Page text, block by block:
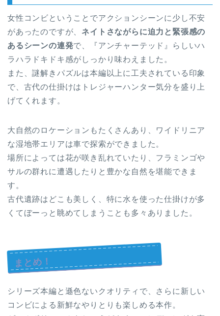
女性コンビということでアクションシーンに少し不安
があったのですが、ネイトさながらに迫力と緊張感の
あるシーンの連発で、『アンチャーテッド』らしいハ
ラハラドキドキ感がしっかり味わえました。
また、謎解きパズルは本編以上に工夫されている印象
で、古代の仕掛けはトレジャーハンター気分を盛り上
げてくれます。
大自然のロケーションもたくさんあり、ワイドリニア
な湿地帯エリアは車で探索ができました。
場所によっては花が咲き乱れていたり、フラミンゴや
サルの群れに遭遇したりと豊かな自然を堪能できま
す。
古代遺跡はどこも美しく、特に水を使った仕掛けが多
くてぼーっと眺めてしまうことも多々ありました。
まとめ！
シリーズ本編と遜色ないクオリティで、さらに新しい
コンビによる新鮮なやりとりも楽しめる本作。